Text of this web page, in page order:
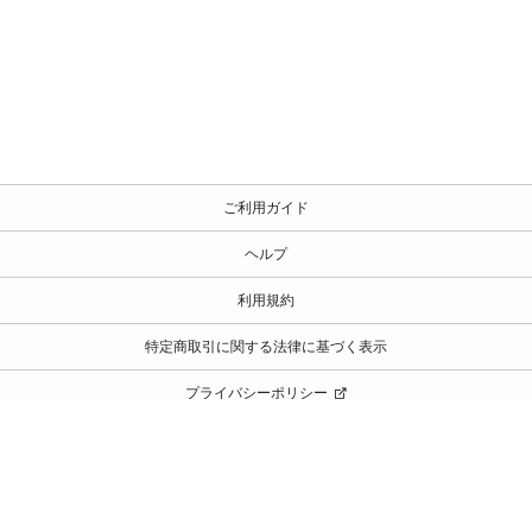
ご利用ガイド
ヘルプ
利用規約
特定商取引に関する法律に基づく表示
プライバシーポリシー